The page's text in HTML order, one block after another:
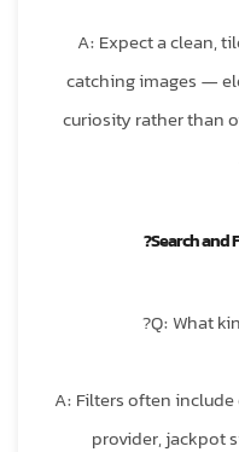
A: Expect a clean,
catching images —
curiosity rather than
Search and
Q: What
A: Filters often
provider, jackpot